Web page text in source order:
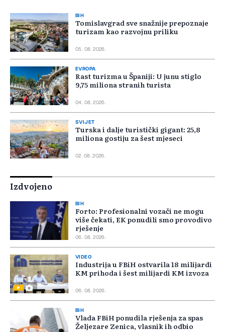
BIH
Tomislavgrad sve snažnije prepoznaje
turizam kao razvojnu priliku
05. 08. 2026.
EVROPA
Rast turizma u Španiji: U junu stiglo
9,75 miliona stranih turista
04. 08. 2026.
SVIJET
Turska i dalje turistički gigant: 25,8
miliona gostiju za šest mjeseci
02. 08. 2026.
Izdvojeno
BIH
Forto: Profesionalni vozači ne mogu
više čekati, EK ponudili smo provodivo
rješenje
06. 08. 2026.
VIDEO
Industrija u FBiH ostvarila 18 milijardi
KM prihoda i šest milijardi KM izvoza
06. 08. 2026.
BIH
Vlada FBiH ponudila rješenja za spas
Željezare Zenica, vlasnik ih odbio